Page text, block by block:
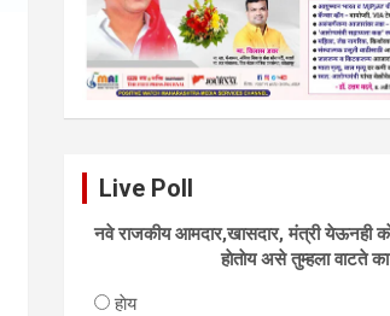
Live Poll
नवे राजकीय आमदार,खासदार, मंत्री येऊनही
हाेताेय असे तुम्हला वाटते
हाेय